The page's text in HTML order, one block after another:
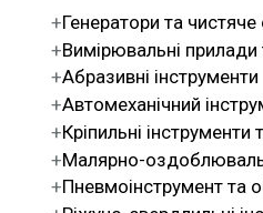
Генератори та
Вимірювальні прилади
Абразивні інструменти
Автомеханічний
Кріпильні інструменти
Малярно-
Пневмоінструмент та